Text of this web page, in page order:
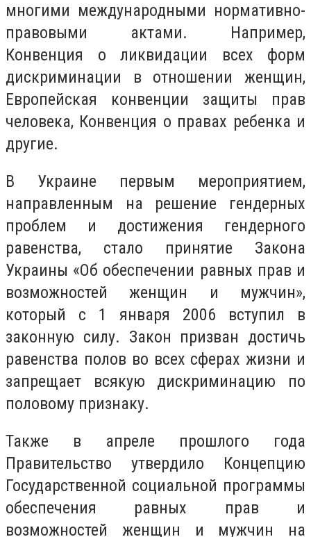
многими международными нормативно-
правовыми актами. Например,
Конвенция о ликвидации всех форм
дискриминации в отношении женщин,
Европейская конвенции защиты прав
человека, Конвенция о правах ребенка и
другие.
В Украине первым мероприятием,
направленным на решение гендерных
проблем и достижения гендерного
равенства, стало принятие Закона
Украины «Об обеспечении равных прав и
возможностей женщин и мужчин»,
который с 1 января 2006 вступил в
законную силу. Закон призван достичь
равенства полов во всех сферах жизни и
запрещает всякую дискриминацию по
половому признаку.
Также в апреле прошлого года
Правительство утвердило Концепцию
Государственной социальной программы
обеспечения равных прав и
возможностей женщин и мужчин на